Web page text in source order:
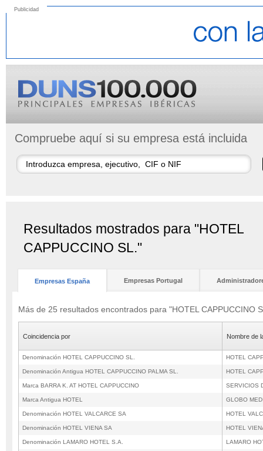
Publicidad
Compruebe aquí si su empresa está incluida
Resultados mostrados para "HOTEL
CAPPUCCINO SL."
Empresas España Empresas Portugal
Más de 25 resultados encontrados para "HOTEL CAPPUCCINO
Coincidencia por Nombre de
Denominación HOTEL CAPPUCCINO SL. HOTEL
Denominación Antigua HOTEL CAPPUCCINO PALMA SL. HOTEL
Marca BARRA K. AT HOTEL CAPPUCCINO SERVICIOS
Marca Antigua HOTEL GLOBO
Denominación HOTEL VALCARCE SA HOTEL
Denominación HOTEL VIENA SA HOTEL
Denominación LAMARO HOTEL S.A. LAMARO